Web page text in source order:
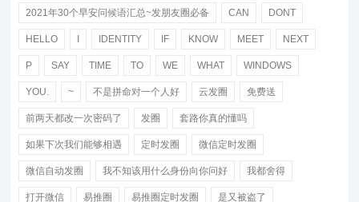
2021年30个早安问候语汇总~发朋友圈必备 CAN DONT
HELLO IDENTITY IF KNOW MEET NEXT
P SAY TIME TO WE WHAT WINDOWS
YOU. ~ 不是拼命对一个人好 云发圈 免费送
前两天都改一次密码了 发圈 套路你真的懂吗
如果下次我们能够相遇 定时发圈 微信定时发圈
微信自动发圈 我不知该用什么身份向你问好 我都舍得
打开微信 易推圈 易推圈定时发圈 是又被盗了